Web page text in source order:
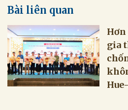
Bài liên quan
gia